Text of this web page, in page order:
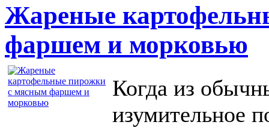
Жареные
фаршем и морковью
Когда из
изумительное